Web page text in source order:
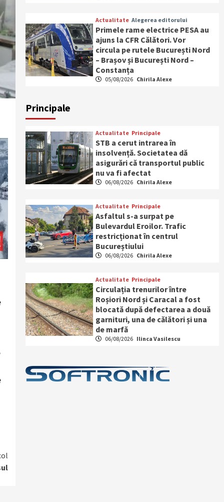
Actualitate Alegerea editorului
Primele rame electrice PESA au
ajuns la CFR Călători. Vor
circula pe rutele București Nord
– Brașov și București Nord –
Constanța
05/08/2026 Chirila Alexe
Principale
Actualitate Principale
STB a cerut intrarea în
insolvență. Societatea dă
asigurări că transportul public
nu va fi afectat
06/08/2026 Chirila Alexe
Actualitate Principale
Asfaltul s-a surpat pe
Bulevardul Eroilor. Trafic
restricționat în centrul
Bucureștiului
06/08/2026 Chirila Alexe
Actualitate Principale
Circulația trenurilor între
Roșiori Nord și Caracal a fost
blocată după defectarea a două
garnituri, una de călători și una
de marfă
06/08/2026 Ilinca Vasilescu